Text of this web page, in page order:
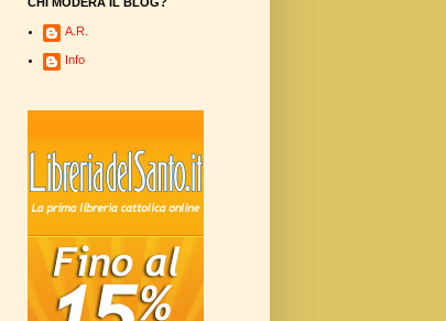
A.R.
Info